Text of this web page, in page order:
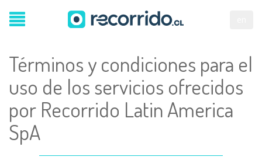
Términos y condiciones para el
uso de los servicios ofrecidos
por Recorrido Latin America
SpA